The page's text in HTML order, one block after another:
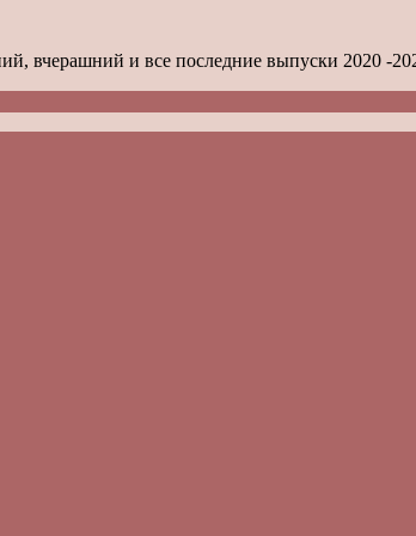
вчерашний и все последние выпуски 2020 -